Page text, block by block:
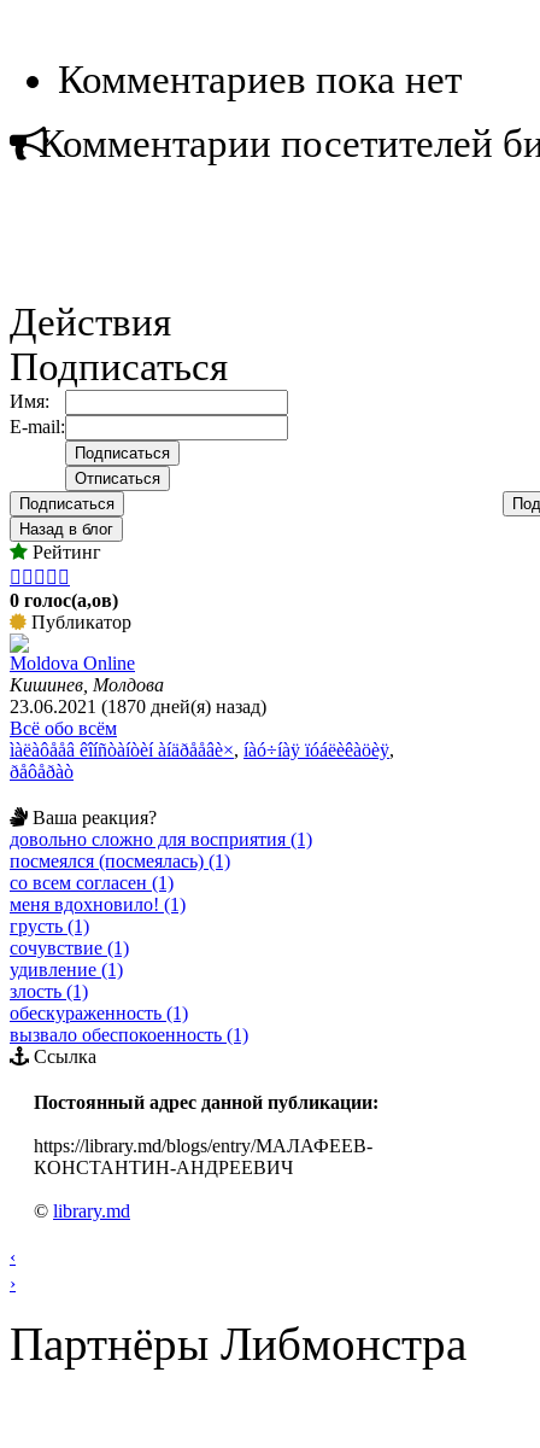
Комментариев пока нет
Комментарии посетителей
Действия
Подписаться
Имя:
E-mail:
Подписаться
Назад в блог
Рейтинг
    
0 голос(а,ов)
Публикатор
Moldova Online
Кишинев, Молдова
23.06.2021 (1870 дней(я) назад)
Всё обо всём
ìàëàôååâ êîíñòàíòèí àíäðååâè×, íàó÷íàÿ ïóáëèêàöèÿ,
ðåôåðàò
Ваша реакция?
довольно сложно для восприятия (1)
посмеялся (посмеялась) (1)
со всем согласен (1)
меня вдохновило! (1)
грусть (1)
сочувствие (1)
удивление (1)
злость (1)
обескураженность (1)
вызвало обеспокоенность (1)
Ссылка
Постоянный адрес данной публикации:
https://library.md/blogs/entry/МАЛАФЕЕВ-
КОНСТАНТИН-АНДРЕЕВИЧ
© library.md
‹
›
Партнёры Либмонстра